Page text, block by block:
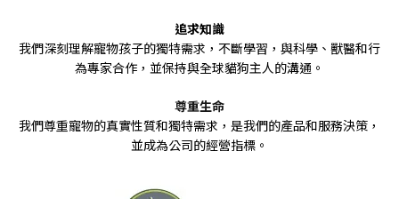
追求知識
我們深刻理解寵物孩子的獨特需求，不斷學習，與科學、獸醫和行
為專家合作，並保持與全球貓狗主人的溝通。
尊重生命
我們尊重寵物的真實性質和獨特需求， 是我們的產品和服務決策，
並成為公司的經營指標 。